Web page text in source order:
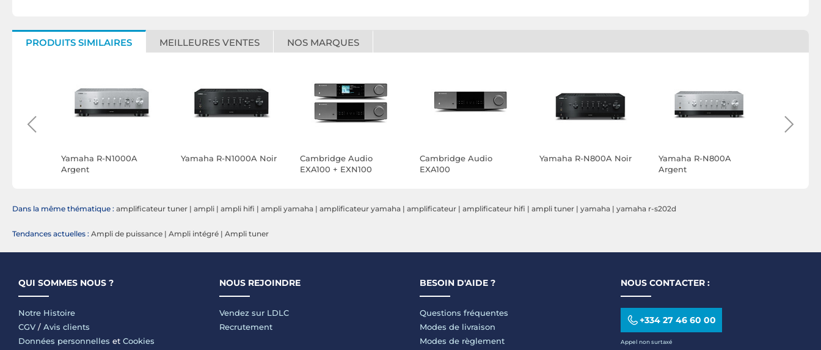
PRODUITS SIMILAIRES MEILLEURES VENTES NOS MARQUES
Yamaha R-N1000A
Argent
Yamaha R-N1000A Noir
Cambridge Audio
EXA100 + EXN100
Cambridge Audio
EXA100
Yamaha R-N800A Noir
Yamaha R-N800A
Argent
Dans la même thématique : amplificateur tuner | ampli | ampli hifi | ampli yamaha | amplificateur yamaha | amplificateur | amplificateur hifi | ampli tuner | yamaha | yamaha r-s202d
Tendances actuelles : Ampli de puissance | Ampli intégré | Ampli tuner
QUI SOMMES NOUS ?
Notre Histoire
CGV / Avis clients
Données personnelles et Cookies
NOUS REJOINDRE
Vendez sur LDLC
Recrutement
BESOIN D'AIDE ?
Questions fréquentes
Modes de livraison
Modes de règlement
NOUS CONTACTER :
+334 27 46 60 00
Appel non surtaxé